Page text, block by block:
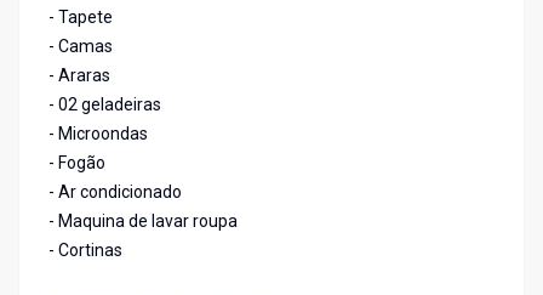
- Tapete
- Camas
- Araras
- 02 geladeiras
- Microondas
- Fogão
- Ar condicionado
- Maquina de lavar roupa
- Cortinas